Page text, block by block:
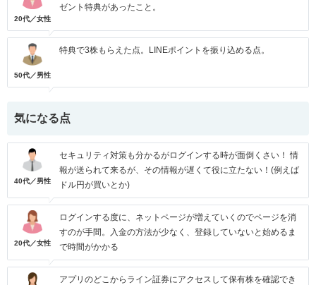
20代／女性
ゼント特典があったこと。
50代／男性
特典で3株もらえた点。LINEポイントを振り込める点。
気になる点
40代／男性
セキュリティ対策も分かるがログインする時が面倒くさい！ 情
報が送られて来るが、その情報が遅くて役に立たない！(例えば
ドル円が買いとか)
20代／女性
ログインする度に、ネットページが増えていくのでページを消
すのが手間。入金の方法が少なく、登録していないと始めるま
で時間がかかる
アプリのどこからライン証券にアクセスして保有株を確認でき